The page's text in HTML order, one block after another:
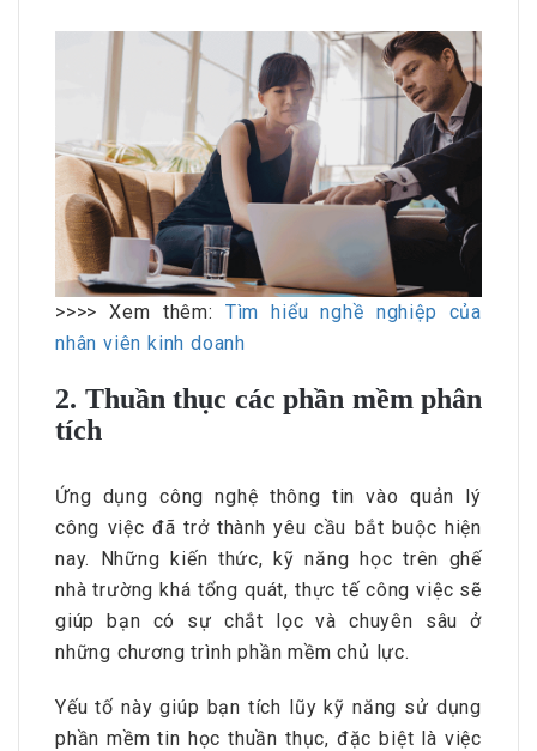
>>>> Xem thêm: Tìm hiểu nghề nghiệp của
nhân viên kinh doanh
2. Thuần thục các phần mềm phân
tích
Ứng dụng công nghệ thông tin vào quản lý
công việc đã trở thành yêu cầu bắt buộc hiện
nay. Những kiến thức, kỹ năng học trên ghế
nhà trường khá tổng quát, thực tế công việc sẽ
giúp bạn có sự chắt lọc và chuyên sâu ở
những chương trình phần mềm chủ lực.
Yếu tố này giúp bạn tích lũy kỹ năng sử dụng
phần mềm tin học thuần thục, đặc biệt là việc